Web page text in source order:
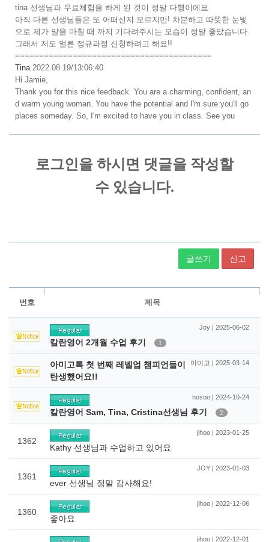
tina 선생님과 무료체험을 하게 된 것이 정말 다행이에요.
아직 다른 선생님들은 또 어떠신지 모르지만! 차분하고 따뜻한 눈빛
으로 제가 말을 마칠 때 까지 기다려주시는 모습이 정말 좋았습니다.
그래서 저도 얼른 정규과정 신청하려고 해요!!
=========================================
Tina 2022.08.19/13:06:40
Hi Jamie,
Thank you for this nice feedback. You are a charming, confident, an
d warm young woman. You have the potential and I'm sure you'll go
places someday. So, I'm excited to have you in class. See you
글쓰기 신고